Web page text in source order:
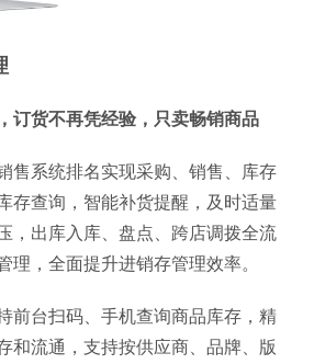
订货不再凭经验，只卖畅销商品
售系统排名实现采购、销售、库存
存查询，智能补货提醒，及时适量
，出库入库、盘点、跨店调拨全流
理，全面提升进销存管理效率。
前台扫码、手机查询商品库存，精
和流通，支持按供应商、品牌、版